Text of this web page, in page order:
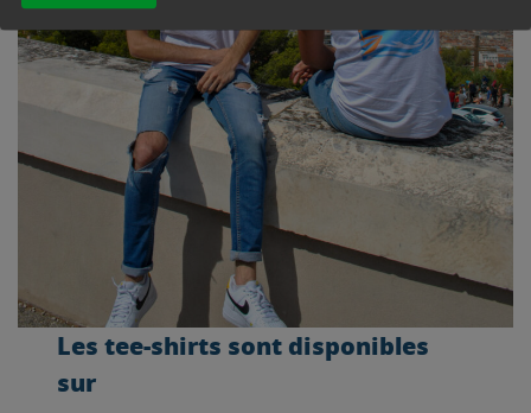
Les tee-shirts sont disponibles
sur